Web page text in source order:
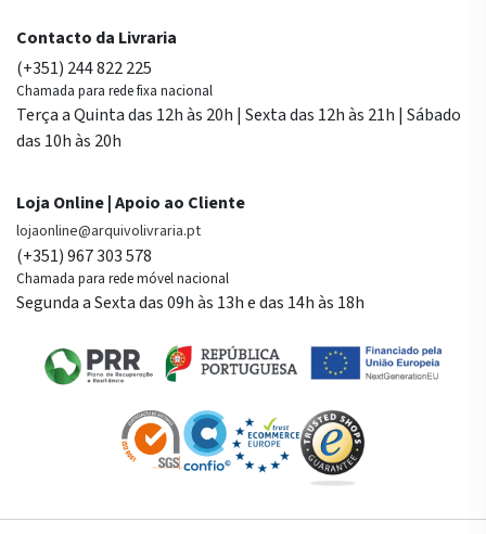
Contacto da Livraria
(+351) 244 822 225
Chamada para rede fixa nacional
Terça a Quinta das 12h às 20h | Sexta das 12h às 21h | Sábado
das 10h às 20h
Loja Online | Apoio ao Cliente
lojaonline@arquivolivraria.pt
(+351) 967 303 578
Chamada para rede móvel nacional
Segunda a Sexta das 09h às 13h e das 14h às 18h